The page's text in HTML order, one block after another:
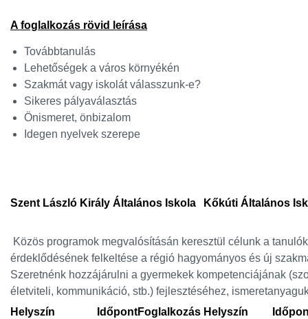
A foglalkozás rövid leírása
Továbbtanulás
Lehetőségek a város környékén
Szakmát vagy iskolát válasszunk-e?
Sikeres pályaválasztás
Önismeret, önbizalom
Idegen nyelvek szerepe
Szent László Király Általános Iskola Kőkúti Általános
Közös programok megvalósításán keresztül célunk a tanulók
érdeklődésének felkeltése a régió hagyományos és új
Szeretnénk hozzájárulni a gyermekek kompetenciájának
életviteli, kommunikáció, stb.) fejlesztéséhez,
Helyszín
IdőpontFoglalkozás Helyszín